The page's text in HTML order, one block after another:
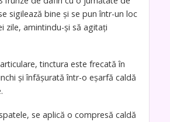
sigilează bine și se pun într-un loc
zile, amintindu-și să agitați
tinctura este frecată în
și înfășurată într-o eșarfă caldă
se aplică o compresă caldă